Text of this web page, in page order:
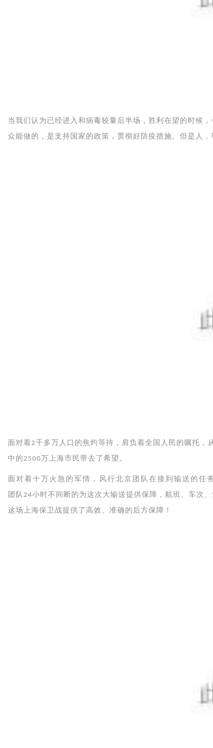
当我们认为已经进入和病毒较量后半场，胜利在望的时候
众能做的，是支持国家的政策，贯彻好防疫措施。但是人
面对着2千多万人口的焦灼等待，肩负着全国人民的嘱托，
中的2500万上海市民带去了希望。
面对着十万火急的军情，风行北京团队在接到输送的任
团队 24小时不间断的为这次大输送提供保障，航班、车次
这场上海保卫战提供了高效、准确的后方保障！